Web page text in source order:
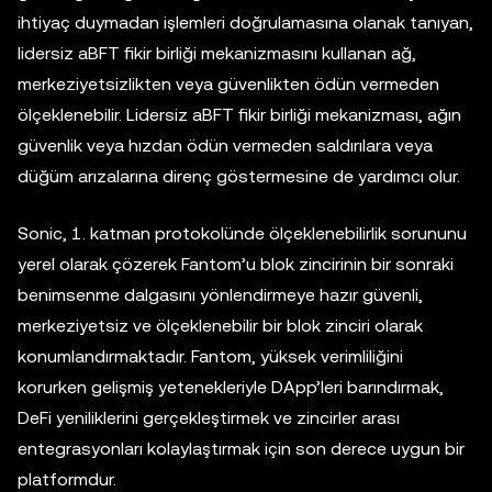
ihtiyaç duymadan işlemleri doğrulamasına olanak tanıyan,
lidersiz aBFT fikir birliği mekanizmasını kullanan ağ,
merkeziyetsizlikten veya güvenlikten ödün vermeden
ölçeklenebilir. Lidersiz aBFT fikir birliği mekanizması, ağın
güvenlik veya hızdan ödün vermeden saldırılara veya
düğüm arızalarına direnç göstermesine de yardımcı olur.
Sonic, 1. katman protokolünde ölçeklenebilirlik sorununu
yerel olarak çözerek Fantom’u blok zincirinin bir sonraki
benimsenme dalgasını yönlendirmeye hazır güvenli,
merkeziyetsiz ve ölçeklenebilir bir blok zinciri olarak
konumlandırmaktadır. Fantom, yüksek verimliliğini
korurken gelişmiş yetenekleriyle DApp’leri barındırmak,
DeFi yeniliklerini gerçekleştirmek ve zincirler arası
entegrasyonları kolaylaştırmak için son derece uygun bir
platformdur.